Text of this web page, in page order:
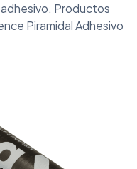
Productos
Piramidal Adhesivo